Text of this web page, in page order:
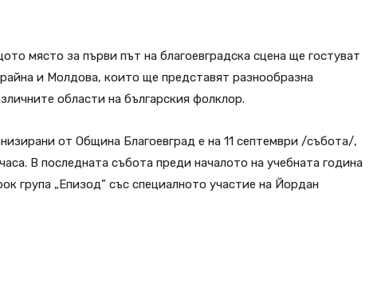
място за първи път на благоевградска сцена ще гостуват
и Молдова, които ще представят разнообразна
области на българския фолклор.
от Община Благоевград е на 11 септември /събота/,
В последната събота преди началото на учебната година
група „Епизод” със специалното участие на Йордан